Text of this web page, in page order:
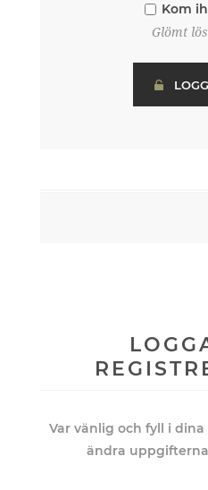
Kom
Glömt
Var vänlig och fyll i
ändra